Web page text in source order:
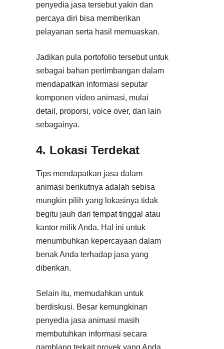
penyedia jasa tersebut yakin dan
percaya diri bisa memberikan
pelayanan serta hasil memuaskan.
Jadikan pula portofolio tersebut untuk
sebagai bahan pertimbangan dalam
mendapatkan informasi seputar
komponen video animasi, mulai
detail, proporsi, voice over, dan lain
sebagainya.
4. Lokasi Terdekat
Tips mendapatkan jasa dalam
animasi berikutnya adalah sebisa
mungkin pilih yang lokasinya tidak
begitu jauh dari tempat tinggal atau
kantor milik Anda. Hal ini untuk
menumbuhkan kepercayaan dalam
benak Anda terhadap jasa yang
diberikan.
Selain itu, memudahkan untuk
berdiskusi. Besar kemungkinan
penyedia jasa animasi masih
membutuhkan informasi secara